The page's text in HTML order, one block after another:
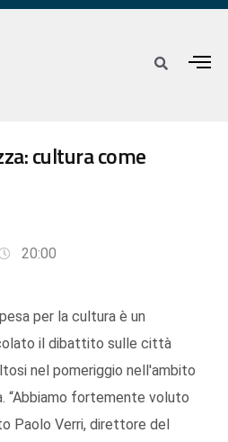
cultura come
20:00
per la cultura è un
il dibattito sulle città
nel pomeriggio nell'ambito
“Abbiamo fortemente voluto
Paolo Verri, direttore del